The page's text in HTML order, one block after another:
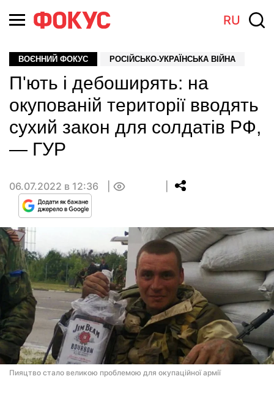
RU
ВОЄННИЙ ФОКУС РОСІЙСЬКО-УКРАЇНСЬКА ВІЙНА
П'ють і дебоширять: на
окупованій території вводять
сухий закон для солдатів РФ,
— ГУР
06.07.2022 в 12:36
Пияцтво стало великою проблемою для окупаційної армії